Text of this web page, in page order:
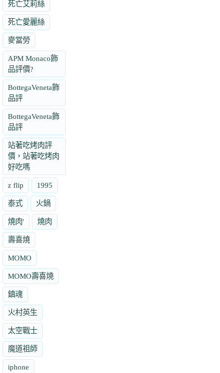
死亡艾莉絲
死亡愛麗絲
麥當勞
APM Monaco飾
品評價?
BottegaVeneta飾
品評
BottegaVeneta飾
品評
站著吃烤肉評
價，站著吃烤肉
好吃嗎
z flip 1995
泰式 火鍋
燒肉' 燒肉
壽喜燒
MOMO
MOMO壽喜燒
鎮魂
火村英生
太空戰士
魔道祖師
iphone